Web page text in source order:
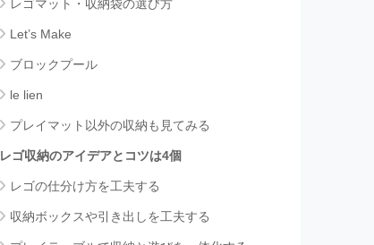
レゴマット・収納袋の選び方
Let’s Make
ブロックプール
le lien
プレイマット以外の収納も見てみる
レゴ収納のアイデアとコツは4個
レゴの仕分け方を工夫する
収納ボックスや引き出しを工夫する